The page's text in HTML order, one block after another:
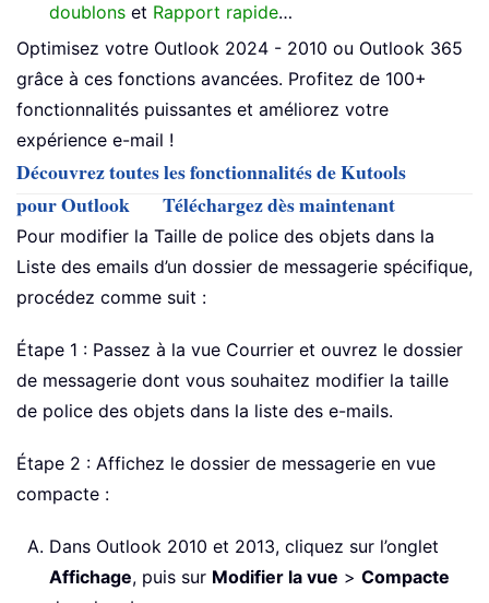
doublons et Rapport rapide…
Optimisez votre Outlook 2024 - 2010 ou Outlook 365
grâce à ces fonctions avancées. Profitez de 100+
fonctionnalités puissantes et améliorez votre
expérience e-mail !
Découvrez toutes les fonctionnalités de Kutools
pour Outlook
Téléchargez dès maintenant
Pour modifier la Taille de police des objets dans la
Liste des emails d’un dossier de messagerie spécifique,
procédez comme suit :
Étape 1 : Passez à la vue Courrier et ouvrez le dossier
de messagerie dont vous souhaitez modifier la taille
de police des objets dans la liste des e-mails.
Étape 2 : Affichez le dossier de messagerie en vue
compacte :
Dans Outlook 2010 et 2013, cliquez sur l’onglet
Affichage, puis sur Modifier la vue > Compacte